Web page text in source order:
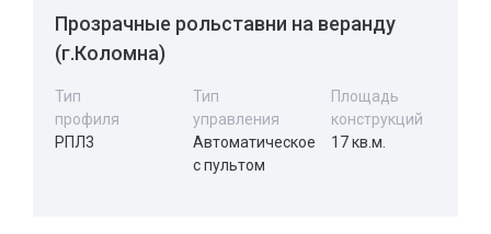
Прозрачные рольставни на веранду
(г.Коломна)
Тип
профиля
Тип
управления
Площадь
конструкций
РПЛ3
Автоматическое
с пультом
17 кв.м.